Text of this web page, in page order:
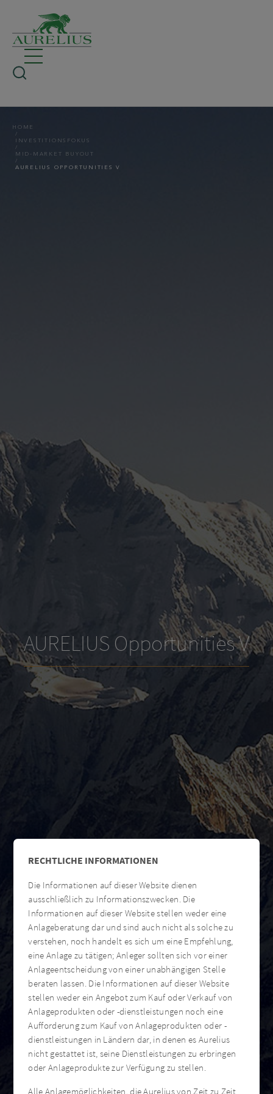
HOME
INVESTITIONSFOKUS
MID-MARKET BUYOUT
AURELIUS OPPORTUNITIES V
AURELIUS Opportunities V
RECHTLICHE INFORMATIONEN
Die Informationen auf dieser Website dienen
ausschließlich zu Informationszwecken. Die
Informationen auf dieser Website stellen weder eine
Anlageberatung dar und sind auch nicht als solche zu
verstehen, noch handelt es sich um eine Empfehlung,
eine Anlage zu tätigen; Anleger sollten sich vor einer
Anlageentscheidung von einer unabhängigen Stelle
beraten lassen. Die Informationen auf dieser Website
stellen weder ein Angebot zum Kauf oder Verkauf von
Anlageprodukten oder -dienstleistungen noch eine
Aufforderung zum Kauf von Anlageprodukten oder -
dienstleistungen in Ländern dar, in denen es Aurelius
nicht gestattet ist, seine Dienstleistungen zu erbringen
oder Anlageprodukte zur Verfügung zu stellen.
Alle Anlagemöglichkeiten, die Aurelius von Zeit zu Zeit